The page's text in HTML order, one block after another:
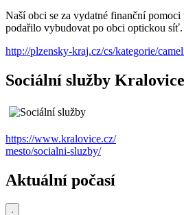
Naší obci se za vydatné finanční
podařilo vybudovat po obci optickou síť.
http://plzensky-kraj.cz/cs/kategorie/
Sociální služby Kralovice
https://www.kralovice.cz/
mesto/socialni-sluzby/
Aktuální počasí